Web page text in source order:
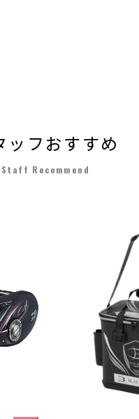
ッフおすすめ
Staff Recommend